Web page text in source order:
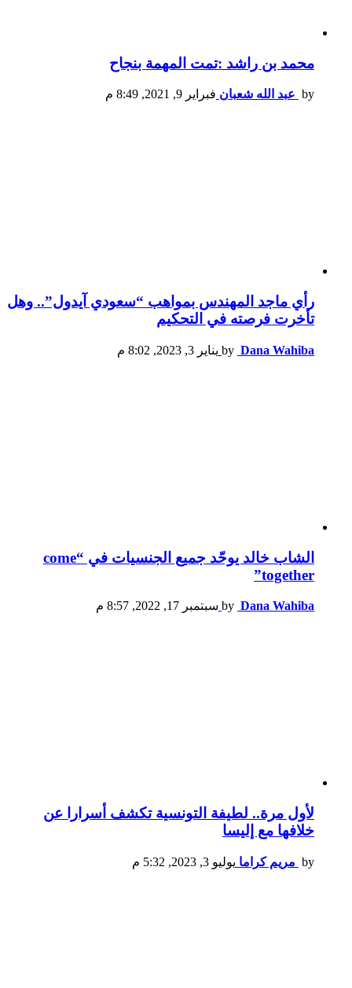
محمد بن راشد :تمت المهمة بنجاح
by عبد الله شعبان فبراير 9, 2021, 8:49 م
رأي ماجد المهندس بمواهب “سعودي آيدول”.. وهل
تأخرت فرصته في التحكيم
by Dana Wahiba يناير 3, 2023, 8:02 م
الشاب خالد يوحّد جميع الجنسيات في “come
together”
by Dana Wahiba سبتمبر 17, 2022, 8:57 م
لأول مرة.. لطيفة التونسية تكشف أسرارا عن
خلافها مع إليسا
by مريم كراما يوليو 3, 2023, 5:32 م